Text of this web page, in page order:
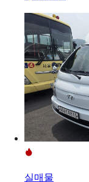
실매물